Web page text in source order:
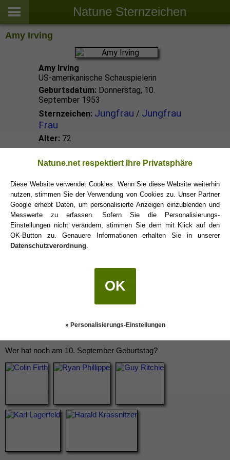
Natune Sternzeichen
Amy Irving
Amy Irving
US-amerikanische Schauspielerin
Geburtsdatum: Donnerstag, 10.
September 1953
Sternzeichen: Jungfrau / Jungfrau
Frau
Alter: 72
Jungfrau Promis
Jungfrau Sternzeichen
Wer hat noch am 10. September Geburtstag?
Natune.net respektiert Ihre Privatsphäre
Diese Website verwendet Cookies. Wenn Sie diese Website weiterhin
nutzen, stimmen Sie der Verwendung von Cookies zu. Unser Partner
Google erhebt Daten, um personalisierte Anzeigen einzublenden und
Messwerte zu erfassen. Sofern Sie die Personalisierungs-
Einstellungen nicht verändern, stimmen Sie dem mit Klick auf den
OK-Button zu. Genauere Informationen erhalten Sie in unserer
Datenschutzverordnung
OK
» Personalisierungs-Einstellungen